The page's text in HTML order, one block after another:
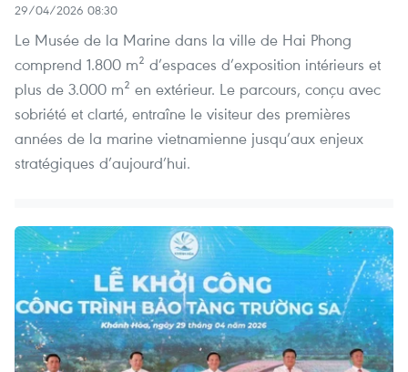
29/04/2026 08:30
Le Musée de la Marine dans la ville de Hai Phong
comprend 1.800 m² d’espaces d’exposition intérieurs et
plus de 3.000 m² en extérieur. Le parcours, conçu avec
sobriété et clarté, entraîne le visiteur des premières
années de la marine vietnamienne jusqu’aux enjeux
stratégiques d’aujourd’hui.